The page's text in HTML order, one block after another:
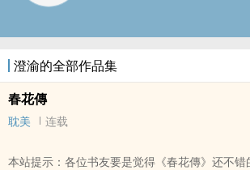
澄渝的全部作品集
春花傳
耽美 连载
本站提示：各位书友要是觉得《春花傳》还不错